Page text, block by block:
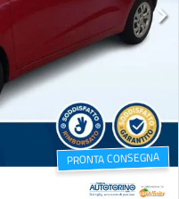
PRONTA CONSEGNA